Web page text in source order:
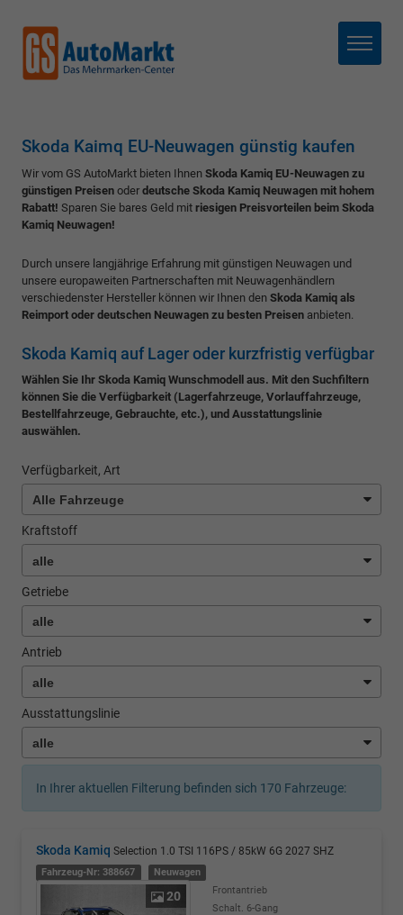
Menü
Skoda Kaimq EU-Neuwagen günstig kaufen
Wir vom GS AutoMarkt bieten Ihnen Skoda Kamiq EU-Neuwagen zu
günstigen Preisen oder deutsche Skoda Kamiq Neuwagen mit hohem
Rabatt! Sparen Sie bares Geld mit riesigen Preisvorteilen beim Skoda
Kamiq Neuwagen!
Durch unsere langjährige Erfahrung mit günstigen Neuwagen und
unsere europaweiten Partnerschaften mit Neuwagenhändlern
verschiedenster Hersteller können wir Ihnen den Skoda Kamiq als
Reimport oder deutschen Neuwagen zu besten Preisen anbieten.
Skoda Kamiq auf Lager oder kurzfristig verfügbar
Wählen Sie Ihr Skoda Kamiq Wunschmodell aus. Mit den Suchfiltern
können Sie die Verfügbarkeit (Lagerfahrzeuge, Vorlauffahrzeuge,
Bestellfahrzeuge, Gebrauchte, etc.), und Ausstattungslinie
auswählen.
Verfügbarkeit, Art
Kraftstoff
Getriebe
Antrieb
Ausstattungslinie
In Ihrer aktuellen Filterung befinden sich 170 Fahrzeuge:
Skoda Kamiq Selection 1.0 TSI 116PS / 85kW 6G 2027 SHZ
Fahrzeug-Nr: 388667 Neuwagen
20
Frontantrieb
Schalt. 6-Gang